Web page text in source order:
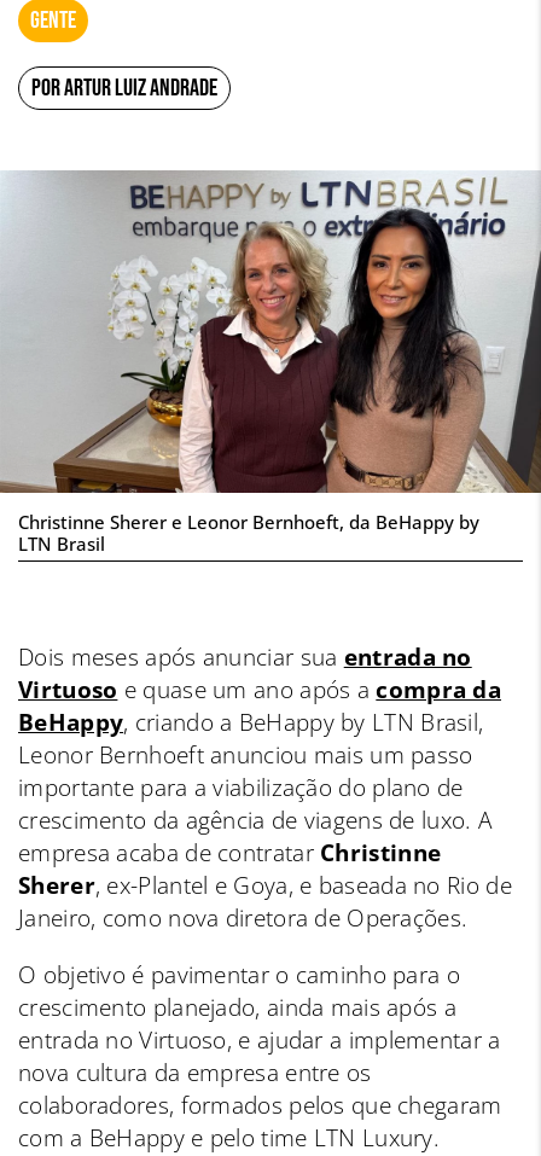
GENTE
POR ARTUR LUIZ ANDRADE
Christinne Sherer e Leonor Bernhoeft, da BeHappy by
LTN Brasil
Dois meses após anunciar sua entrada no
Virtuoso e quase um ano após acompra da
BeHappy, criando a BeHappy by LTN Brasil,
Leonor Bernhoeft anunciou mais um passo
importante para a viabilização do plano de
crescimento da agência de viagens de luxo. A
empresa acaba de contratar Christinne
Sherer, ex-Plantel e Goya, e baseada no Rio de
Janeiro, como nova diretora de Operações.
O objetivo é pavimentar o caminho para o
crescimento planejado, ainda mais após a
entrada no Virtuoso, e ajudar a implementar a
nova cultura da empresa entre os
colaboradores, formados pelos que chegaram
com a BeHappy e pelo time LTN Luxury.